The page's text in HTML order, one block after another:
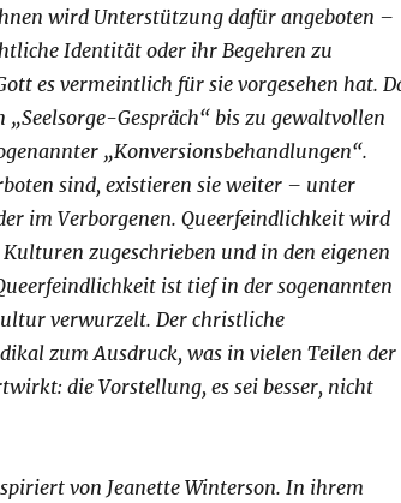
wird Unterstützung dafür angeboten –
Identität oder ihr Begehren zu
es vermeintlich für sie vorgesehen hat.
Gespräch“ bis zu gewaltvollen
„Konversionsbehandlungen“.
sind, existieren sie weiter – unter
im Verborgenen. Queerfeindlichkeit wird
zugeschrieben und in den eigenen
ist tief in der sogenannten
verwurzelt. Der christliche
zum Ausdruck, was in vielen Teilen der
die Vorstellung, es sei besser, nicht
von Jeanette Winterson. In ihrem